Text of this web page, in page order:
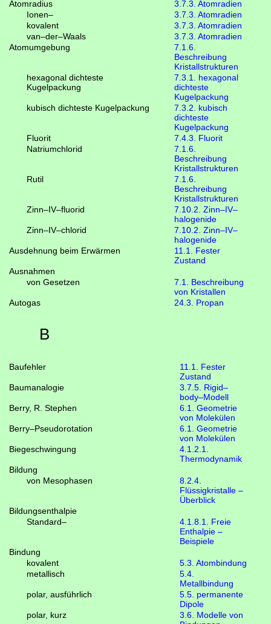
Atomradius
3.7.3. Atomradien
Ionen–
3.7.3. Atomradien
kovalent
3.7.3. Atomradien
van–der–Waals
3.7.3. Atomradien
Atomumgebung
7.1.6.
Beschreibung
Kristallstrukturen
hexagonal dichteste
Kugelpackung
7.3.1. hexagonal
dichteste
Kugelpackung
kubisch dichteste Kugelpackung
7.3.2. kubisch
dichteste
Kugelpackung
Fluorit
7.4.3. Fluorit
Natriumchlorid
7.1.6.
Beschreibung
Kristallstrukturen
Rutil
7.1.6.
Beschreibung
Kristallstrukturen
Zinn–IV–fluorid
7.10.2. Zinn–IV–
halogenide
Zinn–IV–chlorid
7.10.2. Zinn–IV–
halogenide
Ausdehnung beim Erwärmen
11.1. Fester
Zustand
Ausnahmen
von Gesetzen
7.1. Beschreibung
von Kristallen
Autogas
24.3. Propan
B
Baufehler
11.1. Fester
Zustand
Baumanalogie
3.7.5. Rigid–
body–Modell
Berry, R. Stephen
6.1. Geometrie
von Molekülen
Berry–Pseudorotation
6.1. Geometrie
von Molekülen
Biegeschwingung
4.1.2.1.
Thermodynamik
Bildung
von Mesophasen
8.2.4.
Flüssigkristalle –
Überblick
Bildungsenthalpie
Standard–
4.1.8.1. Freie
Enthalpie –
Beispiele
Bindung
kovalent
5.3. Atombindung
metallisch
5.4.
Metallbindung
polar, ausführlich
5.5. permanente
Dipole
polar, kurz
3.6. Modelle von